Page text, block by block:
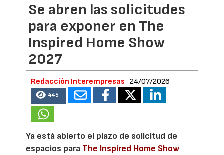
Se abren las solicitudes
para exponer en The
Inspired Home Show
2027
Redacción Interempresas 24/07/2026
445
Ya está abierto el plazo de solicitud de
espacios para The Inspired Home Show